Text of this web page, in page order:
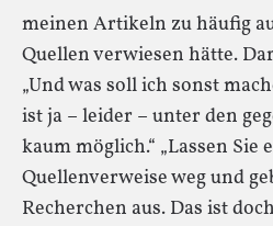
meinen Artikeln zu häufig
Quellen verwiesen hätte.
„Und was soll ich sonst
ist ja – leider – unter den
kaum möglich.“ „Lassen Sie
Quellenverweise weg und
Recherchen aus. Das ist